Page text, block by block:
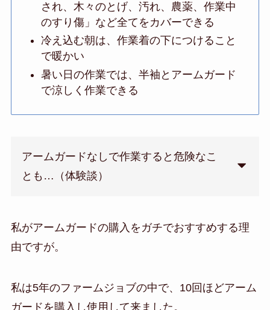
され、木々のとげ、汚れ、農薬、作業中
のすり傷」など全てをカバーできる
冷え込む朝は、作業着の下につけること
で暖かい
暑い日の作業では、半袖とアームガード
で涼しく作業できる
アームガードなしで作業すると危険なこ
とも…（体験談）
私がアームガードの購入をガチでおすすめする理
由ですが。
私は5年のファームジョブの中で、10回ほどアーム
ガードを購入し使用して来ました。